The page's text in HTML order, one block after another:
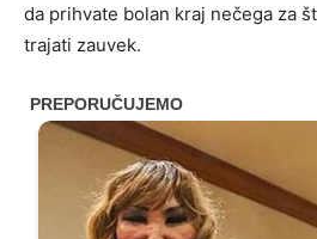
da prihvate bolan kraj nečega za
trajati zauvek.